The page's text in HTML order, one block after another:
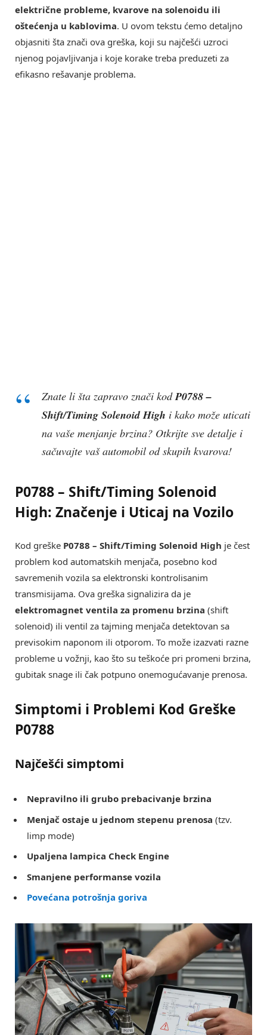
električne probleme, kvarove na solenoidu ili
oštećenja u kablovima. U ovom tekstu ćemo detaljno
objasniti šta znači ova greška, koji su najčešći uzroci
njenog pojavljivanja i koje korake treba preduzeti za
efikasno rešavanje problema.
Znate li šta zapravo znači kodP0788 –
Shift/Timing Solenoid High i kako može uticati
na vaše menjanje brzina? Otkrijte sve detalje i
sačuvajte vaš automobil od skupih kvarova!
P0788 – Shift/Timing Solenoid
High: Značenje i Uticaj na Vozilo
Kod greške P0788 – Shift/Timing Solenoid High je čest
problem kod automatskih menjača, posebno kod
savremenih vozila sa elektronski kontrolisanim
transmisijama. Ova greška signalizira da je
elektromagnet ventila za promenu brzina (shift
solenoid) ili ventil za tajming menjača detektovan sa
previsokim naponom ili otporom. To može izazvati razne
probleme u vožnji, kao što su teškoće pri promeni brzina,
gubitak snage ili čak potpuno onemogućavanje prenosa.
Simptomi i Problemi Kod Greške
P0788
Najčešći simptomi
Nepravilno ili grubo prebacivanje brzina
Menjač ostaje u jednom stepenu prenosa (tzv.
limp mode)
Upaljena lampica Check Engine
Smanjene performanse vozila
Povećana potrošnja goriva